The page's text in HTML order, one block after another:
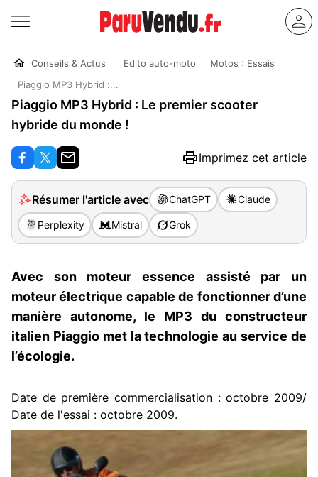
Conseils & Actus Edito auto-moto
Motos : Essais
Piaggio MP3 Hybrid :...
Piaggio MP3 Hybrid : Le premier scooter
hybride du monde !
Imprimez cet article
Résumer l'article avec ChatGPT Claude
Perplexity Mistral Grok
Avec son moteur essence assisté par un
moteur électrique capable de fonctionner d’une
manière autonome, le MP3 du constructeur
italien Piaggio met la technologie au service de
l’écologie.
Date de première commercialisation : octobre 2009/
Date de l'essai : octobre 2009.